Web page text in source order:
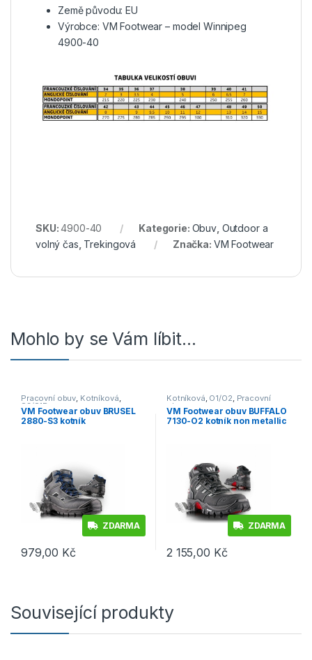
Země původu: EU
Výrobce: VM Footwear – model Winnipeg
4900-40
SKU:4900-40 Kategorie: Obuv, Outdoor a
volný čas Trekingová Značka: VM Footwear
Mohlo by se Vám líbit…
Pracovní obuv, Kotníková,
S3/S1P
VM Footwear obuv BRUSEL
2880-S3 kotník
ZDARMA
979,00 Kč
Kotníková, O1/O2, Pracovní
obuv
VM Footwear obuv BUFFALO
7130-O2 kotník non metallic
ZDARMA
2 155,00 Kč
Související produkty